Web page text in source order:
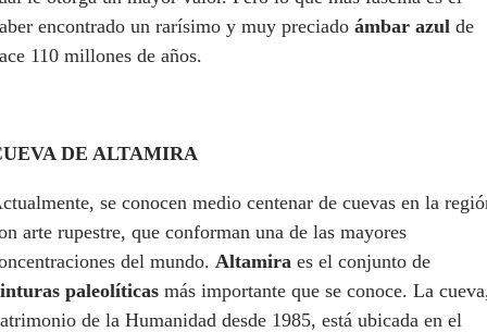
encontrado un rarísimo y muy preciado ámbar azul de
110 millones de años.
DE ALTAMIRA
se conocen medio centenar de cuevas en la
arte rupestre, que conforman una de las mayores
del mundo. Altamira es el conjunto de
paleolíticas más importante que se conoce. La
de la Humanidad desde 1985, está ubicada en el